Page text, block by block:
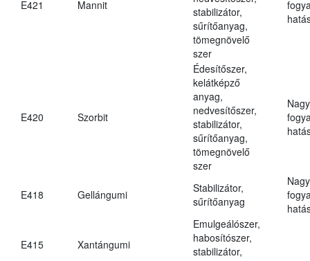
E421 Mannit
stabilizátor,
sűrítőanyag,
tömegnövelő
szer
E420 Szorbit
Édesítőszer,
kelátképző
anyag,
nedvesítőszer,
stabilizátor,
sűrítőanyag,
tömegnövelő
szer
E418 Gellángumi
Stabilizátor,
sűrítőanyag
E415 Xantángumi
Emulgeálószer,
habosítószer,
stabilizátor,